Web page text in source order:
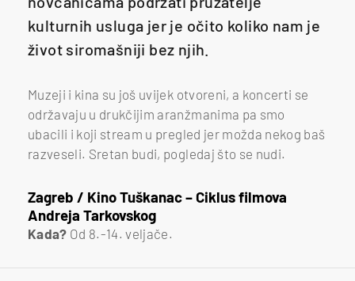
kulturnih usluga jer je očito koliko nam je
život siromašniji bez njih.
Muzeji i kina su još uvijek otvoreni, a koncerti se
održavaju u drukčijim aranžmanima pa smo
ubacili i koji stream u pregled jer možda nekog baš
razveseli. Sretan budi, pogledaj što se nudi.
Zagreb / Kino Tuškanac – Ciklus filmova
Andreja Tarkovskog
Kada? Od 8.-14. veljače.